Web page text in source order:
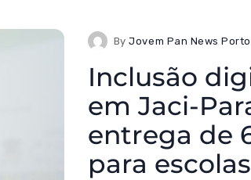
ByJovem Pan News
Inclusão
em Jaci-
entrega de
para